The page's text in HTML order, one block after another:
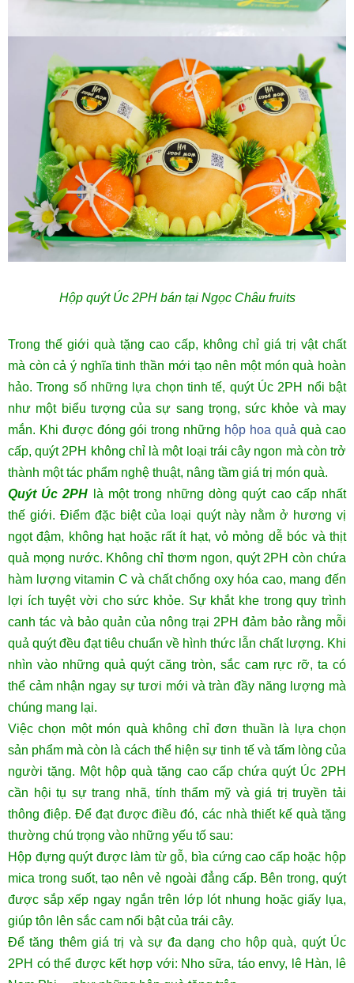
Hộp quýt Úc 2PH bán tại Ngọc Châu fruits
Trong thế giới quà tặng cao cấp, không chỉ giá trị vật chất
mà còn cả ý nghĩa tinh thần mới tạo nên một món quà hoàn
hảo. Trong số những lựa chọn tinh tế, quýt Úc 2PH nổi bật
như một biểu tượng của sự sang trọng, sức khỏe và may
mắn. Khi được đóng gói trong những hộp hoa quả quà cao
cấp, quýt 2PH không chỉ là một loại trái cây ngon mà còn trở
thành một tác phẩm nghệ thuật, nâng tầm giá trị món quà.
Quýt Úc 2PH là một trong những dòng quýt cao cấp nhất
thế giới. Điểm đặc biệt của loại quýt này nằm ở hương vị
ngọt đậm, không hạt hoặc rất ít hạt, vỏ mỏng dễ bóc và thịt
quả mọng nước. Không chỉ thơm ngon, quýt 2PH còn chứa
hàm lượng vitamin C và chất chống oxy hóa cao, mang đến
lợi ích tuyệt vời cho sức khỏe. Sự khắt khe trong quy trình
canh tác và bảo quản của nông trại 2PH đảm bảo rằng mỗi
quả quýt đều đạt tiêu chuẩn về hình thức lẫn chất lượng. Khi
nhìn vào những quả quýt căng tròn, sắc cam rực rỡ, ta có
thể cảm nhận ngay sự tươi mới và tràn đầy năng lượng mà
chúng mang lại.
Việc chọn một món quà không chỉ đơn thuần là lựa chọn
sản phẩm mà còn là cách thể hiện sự tinh tế và tấm lòng của
người tặng. Một hộp quà tặng cao cấp chứa quýt Úc 2PH
cần hội tụ sự trang nhã, tính thẩm mỹ và giá trị truyền tải
thông điệp. Để đạt được điều đó, các nhà thiết kế quà tặng
thường chú trọng vào những yếu tố sau:
Hộp đựng quýt được làm từ gỗ, bìa cứng cao cấp hoặc hộp
mica trong suốt, tạo nên vẻ ngoài đẳng cấp. Bên trong, quýt
được sắp xếp ngay ngắn trên lớp lót nhung hoặc giấy lụa,
giúp tôn lên sắc cam nổi bật của trái cây.
Để tăng thêm giá trị và sự đa dạng cho hộp quà, quýt Úc
2PH có thể được kết hợp với: Nho sữa, táo envy, lê Hàn, lê